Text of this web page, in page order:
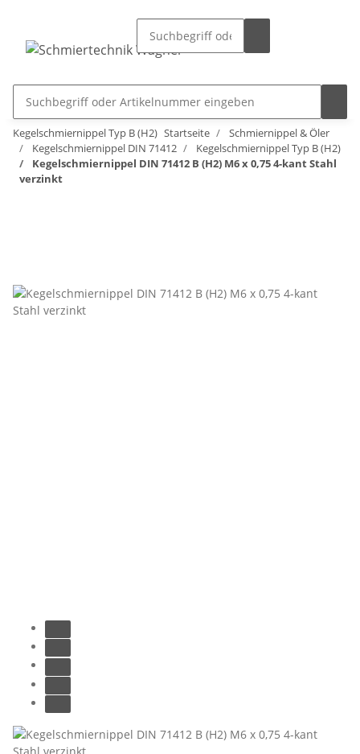
Kegelschmiernippel Typ B (H2) Startseite
Schmiernippel & Öler
Kegelschmiernippel DIN 71412
Kegelschmiernippel Typ B (H2)
Kegelschmiernippel DIN 71412 B (H2) M6 x 0,75 4-kant Stahl
verzinkt